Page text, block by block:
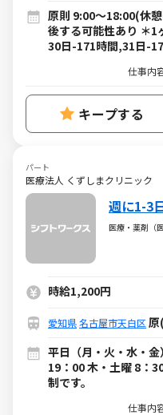
原則 9:00～18:00(休
後する可能性あり ＊1
30日-171時間,31日-
仕事内
キープする
パート
医療法人 くずしまクリニック
週に1-3
医療・薬剤（
時給1,200円
愛知県名古屋市天白区 原
平日（月・火・水・
19：00 木・土曜 8：
制です。
仕事内